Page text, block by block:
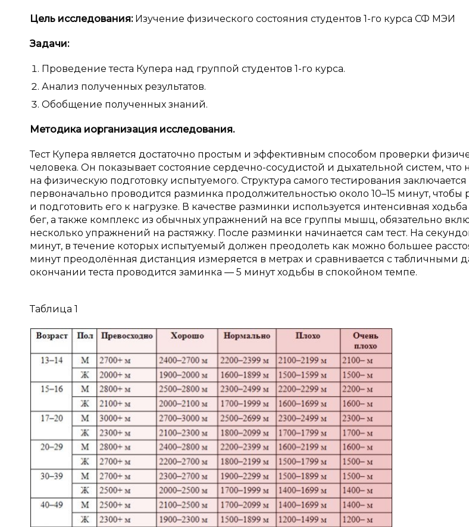
Цель исследования:Изучение физического состояния студентов 1-го курса СФ МЭИ
Задачи:
Проведение теста Купера над группой студентов 1-го курса.
Анализ полученных результатов.
Обобщение полученных знаний.
Методика иорганизация исследования.
Тест Купера является достаточно простым и эффективным способом проверки
человека. Он показывает состояние сердечно-сосудистой и дыхательной систем, что
на физическую подготовку испытуемого. Структура самого тестирования заключается
первоначально проводится разминка продолжительностью около 10–15 минут, чтобы
и подготовить его к нагрузке. В качестве разминки используется интенсивная
бег, а также комплекс из обычных упражнений на все группы мышц, обязательно
несколько упражнений на растяжку. После разминки начинается сам тест. На
минут, в течение которых испытуемый должен преодолеть как можно большее
минут преодолённая дистанция измеряется в метрах и сравнивается с табличными
окончании теста проводится заминка — 5 минут ходьбы в спокойном темпе.
Таблица 1